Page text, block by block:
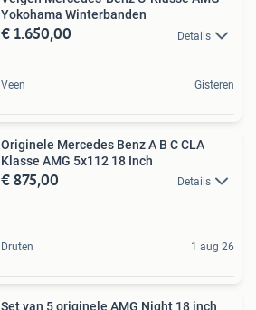
Yokohama Winterbanden
€ 1.650,00 Details
Veen Gisteren
Originele Mercedes Benz A B C CLA
Klasse AMG 5x112 18 Inch
€ 875,00 Details
Druten 1 aug 26
Set van 5 originele AMG Night 18 inch